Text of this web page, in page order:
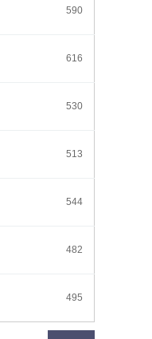
590
616
530
513
544
482
495